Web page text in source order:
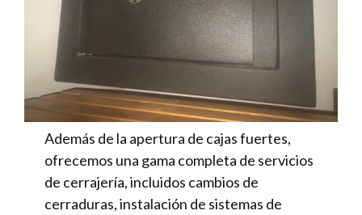
Además de la apertura de cajas fuertes,
ofrecemos una gama completa de servicios
de cerrajería, incluidos cambios de
cerraduras, instalación de sistemas de